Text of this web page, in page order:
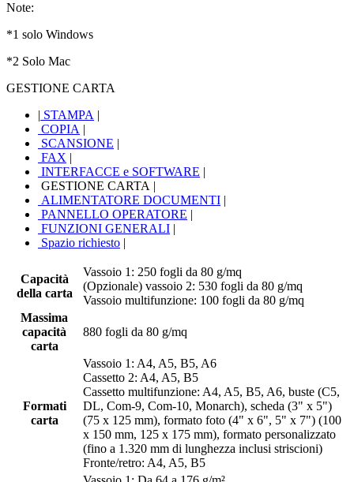
Note:
*1 solo Windows
*2 Solo Mac
GESTIONE CARTA
| STAMPA |
COPIA |
SCANSIONE |
FAX |
INTERFACCE e SOFTWARE |
GESTIONE CARTA |
ALIMENTATORE DOCUMENTI |
PANNELLO OPERATORE |
FUNZIONI GENERALI |
Spazio richiesto |
Capacità
della carta
Vassoio 1: 250 fogli da 80 g/mq
(Opzionale) vassoio 2: 530 fogli da 80 g/mq
Vassoio multifunzione: 100 fogli da 80 g/mq
Massima
capacità
carta
880 fogli da 80 g/mq
Formati
carta
Vassoio 1: A4, A5, B5, A6
Cassetto 2: A4, A5, B5
Cassetto multifunzione: A4, A5, B5, A6, buste (C5,
DL, Com-9, Com-10, Monarch), scheda (3" x 5")
(75 x 125 mm), formato foto (4" x 6", 5" x 7") (100
x 150 mm, 125 x 175 mm), formato personalizzato
(fino a 1.320 mm di lunghezza inclusi striscioni)
Fronte/retro: A4, A5, B5